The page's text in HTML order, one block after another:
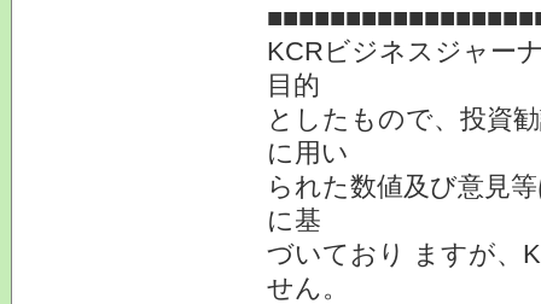
KCRビジネスジャー
目的
としたもので、投資
に用い
られた数値及び意見
に基
づいており ますが、
せん。